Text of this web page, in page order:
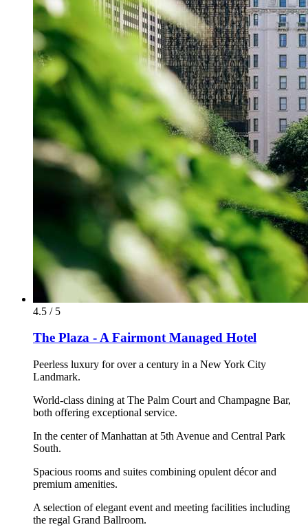
4.5 / 5
The Plaza - A Fairmont Managed Hotel
Peerless luxury for over a century in a New York City
Landmark.
World-class dining at The Palm Court and Champagne Bar,
both offering exceptional service.
In the center of Manhattan at 5th Avenue and Central Park
South.
Spacious rooms and suites combining opulent décor and
premium amenities.
A selection of elegant event and meeting facilities including
the regal Grand Ballroom.